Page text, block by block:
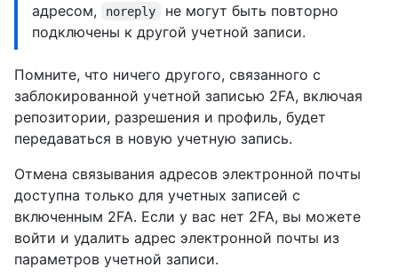
адресом,
noreply
не могут быть повторно
подключены к другой учетной записи.
Помните, что ничего другого, связанного с
заблокированной учетной записью 2FA, включая
репозитории, разрешения и профиль, будет
передаваться в новую учетную запись.
Отмена связывания адресов электронной почты
доступна только для учетных записей с
включенным 2FA. Если у вас нет 2FA, вы можете
войти и удалить адрес электронной почты из
параметров учетной записи.